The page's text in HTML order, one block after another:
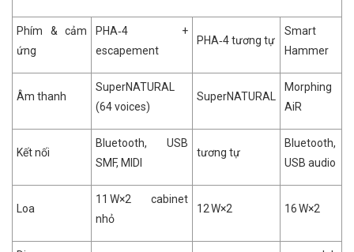
Phím & cảm
ứng
PHA‑4 +
escapement
PHA‑4 tương tự
Smart
Hammer
Âm thanh
SuperNATURAL
(64 voices)
SuperNATURAL
Morphing
AiR
Kết nối
Bluetooth, USB
SMF, MIDI
tương tự
Bluetooth,
USB audio
Loa
11 W×2 cabinet
nhỏ
12 W×2 16 W×2